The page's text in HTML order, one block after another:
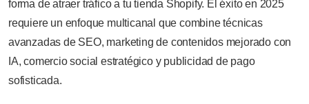
forma de atraer tráfico a tu tienda Shopify. El éxito en 2025
requiere un enfoque multicanal que combine técnicas
avanzadas de SEO, marketing de contenidos mejorado con
IA, comercio social estratégico y publicidad de pago
sofisticada.